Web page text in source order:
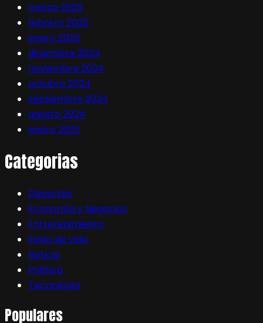
marzo 2025
febrero 2025
enero 2025
diciembre 2024
noviembre 2024
octubre 2024
septiembre 2024
agosto 2024
enero 2023
Categorias
Deportes
Economía y Negocios
Entretenimiento
Estilo de vida
Noticia
Política
Tecnología
Populares